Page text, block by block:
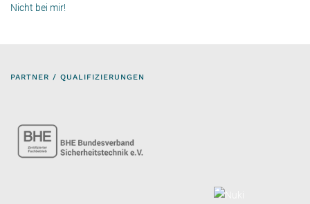
Nicht bei mir!
PARTNER / QUALIFIZIERUNGEN